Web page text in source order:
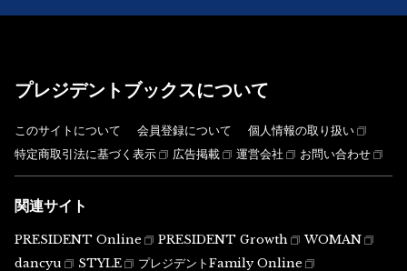
プレジデントブックスについて
このサイトについて 会員登録について
個人情報の取り扱い
特定商取引法に基づく表示
広告掲載 運営会社 お問い合わせ
関連サイト
PRESIDENT Online PRESIDENT Growth
WOMAN
dancyu
STYLE プレジデントFamily Online